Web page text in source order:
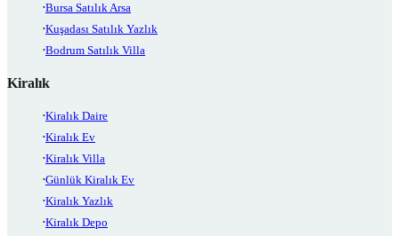
Bursa Satılık Arsa
Kuşadası Satılık Yazlık
Bodrum Satılık Villa
Kiralık
Kiralık Daire
Kiralık Ev
Kiralık Villa
Günlük Kiralık Ev
Kiralık Yazlık
Kiralık Depo